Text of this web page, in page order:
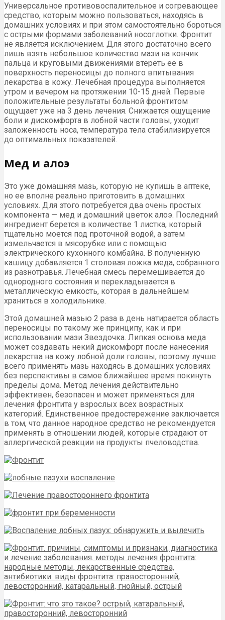
Универсальное противовоспалительное и согревающее
средство, которым можно пользоваться, находясь в
домашних условиях и при этом самостоятельно бороться
с острыми формами заболеваний носоглотки. Фронтит
не является исключением. Для этого достаточно всего
лишь взять небольшое количество мази на кончик
пальца и круговыми движениями втереть ее в
поверхность переносицы до полного впитывания
лекарства в кожу. Лечебная процедура выполняется
утром и вечером на протяжении 10-15 дней. Первые
положительные результаты больной фронтитом
ощущает уже на 3 день лечения. Снижается ощущение
боли и дискомфорта в лобной части головы, уходит
заложенность носа, температура тела стабилизируется
до оптимальных показателей.
Мед и алоэ
Это уже домашняя мазь, которую не купишь в аптеке,
но ее вполне реально приготовить в домашних
условиях. Для этого потребуется два очень простых
компонента — мед и домашний цветок алоэ. Последний
ингредиент берется в количестве 1 листка, который
тщательно моется под проточной водой, а затем
измельчается в мясорубке или с помощью
электрического кухонного комбайна. В полученную
кашицу добавляется 1 столовая ложка меда, собранного
из разнотравья. Лечебная смесь перемешивается до
однородного состояния и перекладывается в
металлическую емкость, которая в дальнейшем
храниться в холодильнике.
Этой домашней мазью 2 раза в день натирается область
переносицы по такому же принципу, как и при
использовании мази Звездочка. Липкая основа меда
может создавать некий дискомфорт после нанесения
лекарства на кожу лобной доли головы, поэтому лучше
всего применять мазь находясь в домашних условиях
без перспективы в самое ближайшее время покинуть
пределы дома. Метод лечения действительно
эффективен, безопасен и может применяться для
лечения фронтита у взрослых всех возрастных
категорий. Единственное предостережение заключается
в том, что данное народное средство не рекомендуется
применять в отношении людей, которые страдают от
аллергической реакции на продукты пчеловодства.